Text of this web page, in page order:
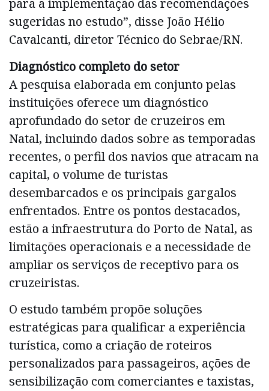
para a implementação das recomendações
sugeridas no estudo”, disse João Hélio
Cavalcanti, diretor Técnico do Sebrae/RN.
Diagnóstico completo do setor
A pesquisa elaborada em conjunto pelas
instituições oferece um diagnóstico
aprofundado do setor de cruzeiros em
Natal, incluindo dados sobre as temporadas
recentes, o perfil dos navios que atracam na
capital, o volume de turistas
desembarcados e os principais gargalos
enfrentados. Entre os pontos destacados,
estão a infraestrutura do Porto de Natal, as
limitações operacionais e a necessidade de
ampliar os serviços de receptivo para os
cruzeiristas.
O estudo também propõe soluções
estratégicas para qualificar a experiência
turística, como a criação de roteiros
personalizados para passageiros, ações de
sensibilização com comerciantes e taxistas,